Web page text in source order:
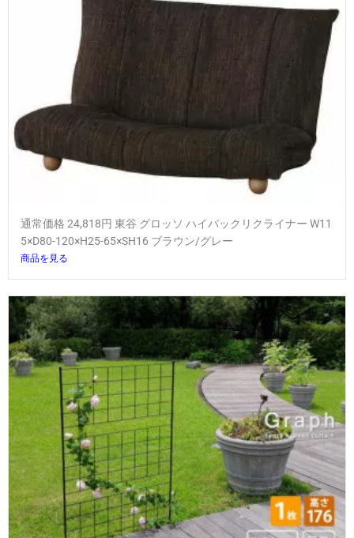
通常価格 24,818円 東谷 グロッソ ハイバックリクライナー W11
5×D80-120×H25-65×SH16 ブラウン/グレー
商品を見る